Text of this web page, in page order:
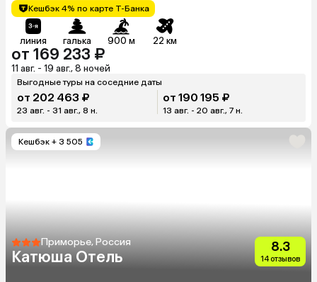
Кешбэк 4% по карте Т-Банка
линия галька 900 м 22 км
от 169 233 ₽
11 авг. - 19 авг., 8 ночей
Выгодные туры на соседние даты
от 202 463 ₽
23 авг. - 31 авг., 8 н.
от 190 195 ₽
13 авг. - 20 авг., 7 н.
Кешбэк + 3 505
Приморье, Россия
Катюша Отель
8.3
14 отзывов